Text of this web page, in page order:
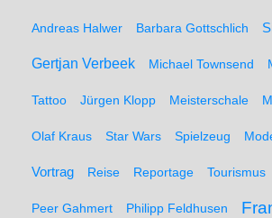
Andreas Halwer Barbara Gottschlich
Gertjan Verbeek Michael Townsend
Tattoo Jürgen Klopp Meisterschale
Olaf Kraus Star Wars Spielzeug
Vortrag Reise Reportage Tourismus
Peer Gahmert Philipp Feldhusen